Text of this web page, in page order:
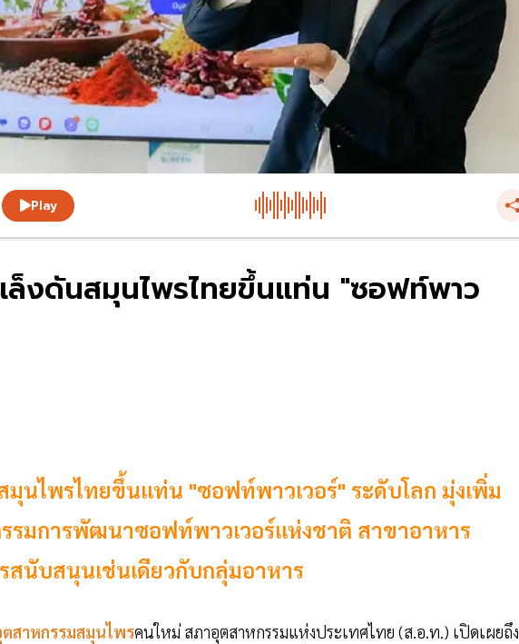
Play
ล็งดันสมุนไพรไทยขึ้นแท่น "ซอฟท์พาว
นไพรไทยขึ้นแท่น "ซอฟท์พาวเวอร์" ระดับโลก มุ่งเพิ่ม
รมการพัฒนาซอฟท์พาวเวอร์แห่งชาติ สาขาอาหาร
นับสนุนเช่นเดียวกับกลุ่มอาหาร
สาหกรรมสมุนไพรคนใหม่ สภาอุตสาหกรรมแห่งประเทศไทย (ส.อ.ท.) เปิดเผยถึง